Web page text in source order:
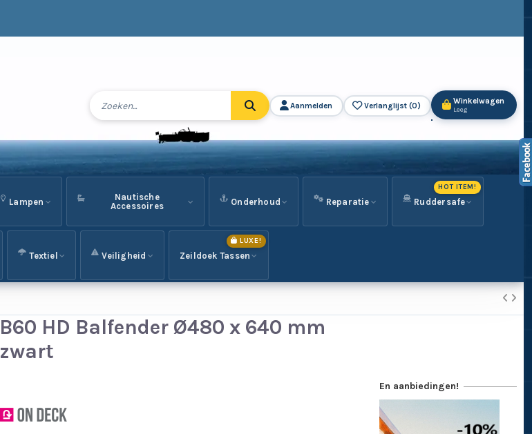
Aanmelden Verlanglijst (0) Winkelwagen
Leeg
Lampen
Nautische
Accessoires
Onderhoud Reparatie Ruddersafe
HOT ITEM!
Textiel Veiligheid Zeildoek Tassen
LUXE!
B60 HD Balfender Ø480 x 640 mm
zwart
En aanbiedingen!